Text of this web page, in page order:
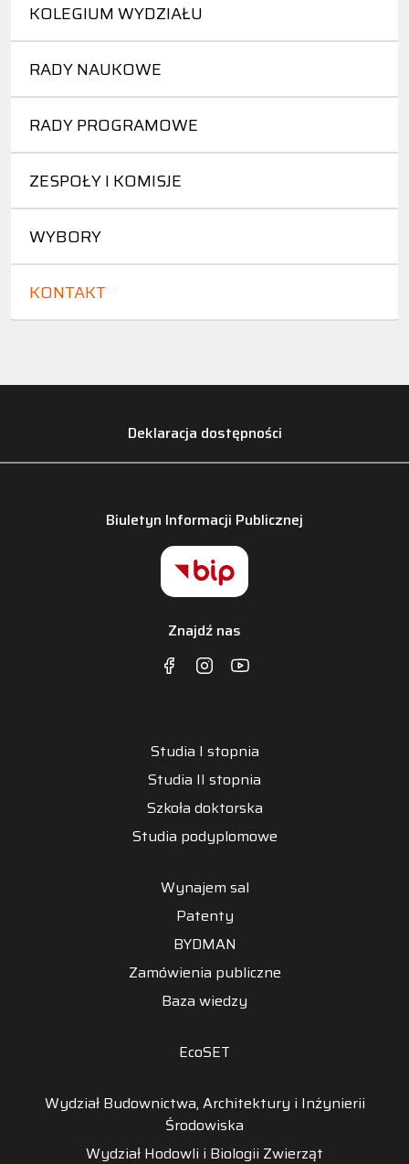
KOLEGIUM WYDZIAŁU
RADY NAUKOWE
RADY PROGRAMOWE
ZESPOŁY I KOMISJE
WYBORY
KONTAKT
Deklaracja dostępności
Biuletyn Informacji Publicznej
Znajdź nas
Studia I stopnia
Studia II stopnia
Szkoła doktorska
Studia podyplomowe
Wynajem sal
Patenty
BYDMAN
Zamówienia publiczne
Baza wiedzy
EcoSET
Wydział Budownictwa, Architektury i Inżynierii
Środowiska
Wydział Hodowli i Biologii Zwierząt